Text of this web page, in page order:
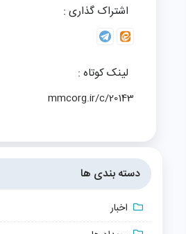
اشتراک گذاری :
لینک کوتاه :
mmcorg.ir/c/20143
دسته بندی ها
اخبار